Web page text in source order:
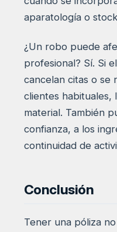
aparatología o
¿Un robo puede
profesional? Sí. Si
cancelan citas o se
clientes habituales,
material. También
confianza, a los
continuidad de
Conclusión
Tener una póliza